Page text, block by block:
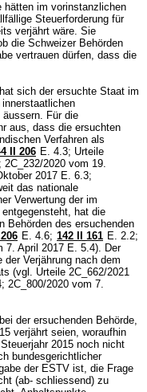
hätten im vorinstanzlichen
Steuerforderung für
verjährt wäre. Sie
die Schweizer Behörden
vertrauen dürfen, dass die
sich der ersuchte Staat im
Für die
aus, dass die ersuchten
Verfahren als
II 206 E. 4.3; Urteile
2020 vom 19.
2017 E. 6.3;
das nationale
Verwertung der im
hat die
Behörden des ersuchenden
E. 4.6; 142 II 161 E. 2.2;
7. April 2017 E. 5.4). Der
Verjährung nach dem
(vgl. Urteile 2C_662/2021
2C_800/2020 vom 7.
der ersuchenden Behörde,
verjährt seien, woraufhin
2015 noch nicht
bundesgerichtlicher
der ESTV ist, die Frage
(ab- schliessend) zu